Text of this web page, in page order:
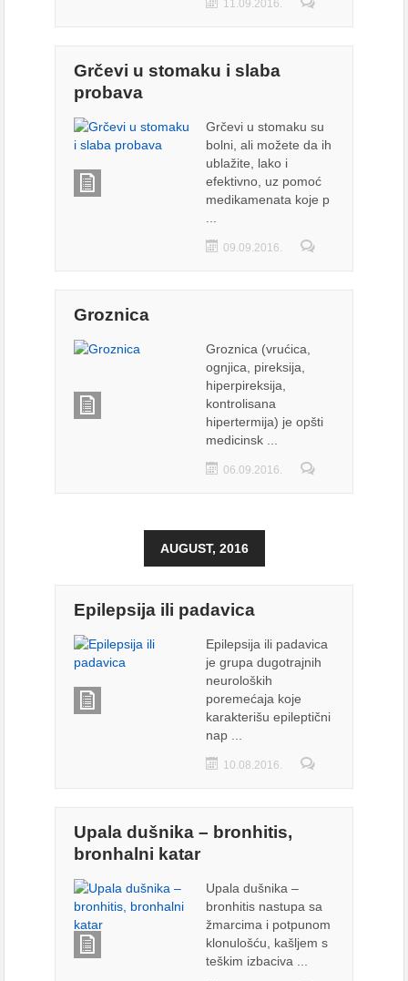
11.09.2016.
Grčevi u stomaku i slaba
probava
Grčevi u stomaku su
bolni, ali možete da ih
ublažite, lako i
efektivno, uz pomoć
medikamenata koje p
09.09.2016.
Groznica
Groznica (vrućica,
ognjica, pireksija,
hiperpireksija,
kontrolisana
hipertermija) je opšti
medicinsk ...
06.09.2016.
AUGUST, 2016
Epilepsija ili padavica
Epilepsija ili padavica
je grupa dugotrajnih
neuroloških
poremećaja koje
karakterišu epileptični
nap ...
10.08.2016.
Upala dušnika – bronhitis,
bronhalni katar
Upala dušnika –
bronhitis nastupa sa
žmarcima i potpunom
klonulošću, kašljem s
teškim izbaciva ...